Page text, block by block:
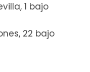
1 bajo
22 bajo